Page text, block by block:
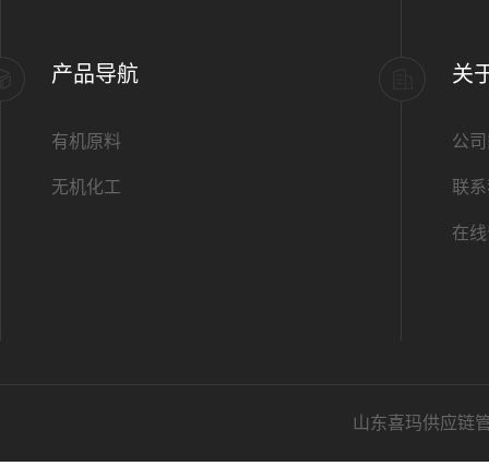
产品导航
有机原料
无机化工
关
公
联
在
山东喜玛供应链